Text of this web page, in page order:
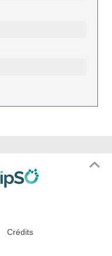
Crédits